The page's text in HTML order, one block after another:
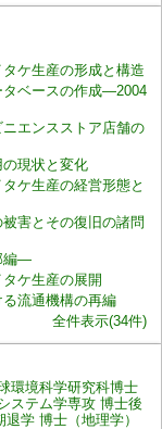
ケ生産の形成と構造
タベースの作成―2004
エンスストア店舗の
現状と変化
ケ生産の経営形態と
害とその復旧の諸問
編―
ケ生産の展開
流通機構の再編
全件表示(34件)
環境科学研究科博士
ステム学専攻 博士後
学 博士（地理学）